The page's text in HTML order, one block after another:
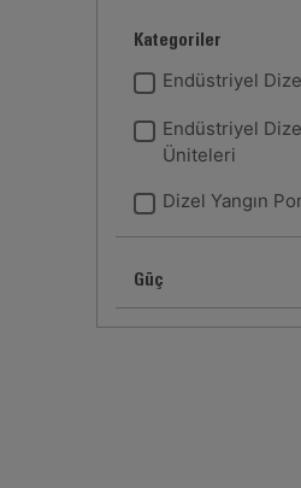
Kategoriler
Endüstriyel
Endüstriyel
Üniteleri
Dizel Yangın
Güç